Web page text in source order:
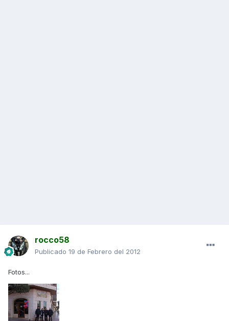
rocco58
Publicado 19 de Febrero del 2012
Fotos...